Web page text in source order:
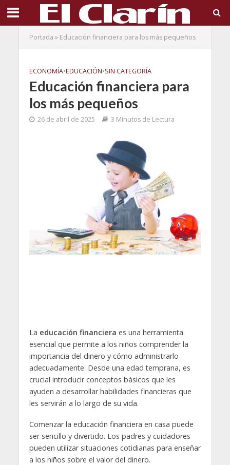
Portada » Educación financiera para los más pequeños
ECONOMÍA•EDUCACIÓN•SIN CATEGORÍA
Educación financiera para
los más pequeños
26 de abril de 2025 3 Minutos de Lectura
La educación financiera es una herramienta
esencial que permite a los niños comprender la
importancia del dinero y cómo administrarlo
adecuadamente. Desde una edad temprana, es
crucial introducir conceptos básicos que les
ayuden a desarrollar habilidades financieras que
les servirán a lo largo de su vida.
Comenzar la educación financiera en casa puede
ser sencillo y divertido. Los padres y cuidadores
pueden utilizar situaciones cotidianas para enseñar
a los niños sobre el valor del dinero.